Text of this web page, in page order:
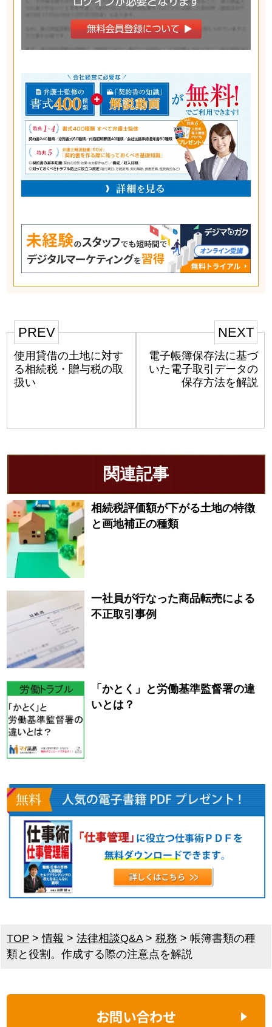
PREV
使用貸借の土地に対す
る相続税・贈与税の取
扱い
NEXT
電子帳簿保存法に基づ
いた電子取引データの
保存方法を解説
関連記事
相続税評価額が下がる土地の特徴
と画地補正の種類
一社員が行なった商品転売による
不正取引事例
「かとく」と労働基準監督署の違
いとは？
TOP >情報 >法律相談Q&A>税務 >帳簿書類の種
類と役割。作成する際の注意点を解説
お問い合わせ